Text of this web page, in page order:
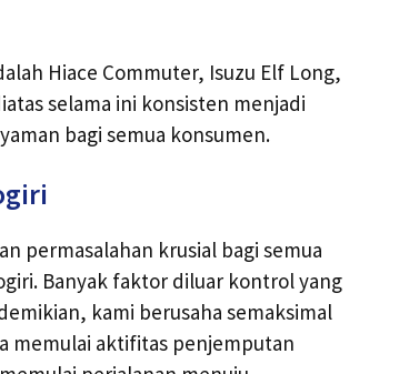
Hiace Commuter, Isuzu Elf Long,
selama ini konsisten menjadi
bagi semua konsumen.
permasalahan krusial bagi semua
Banyak faktor diluar kontrol yang
kami berusaha semaksimal
memulai aktifitas penjemputan